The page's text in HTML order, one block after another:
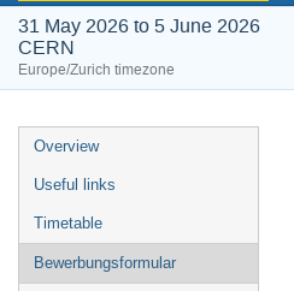
31 May 2026 to 5 June 2026
CERN
Europe/Zurich timezone
Event
menu
Overview
Useful links
Timetable
Bewerbungsformular